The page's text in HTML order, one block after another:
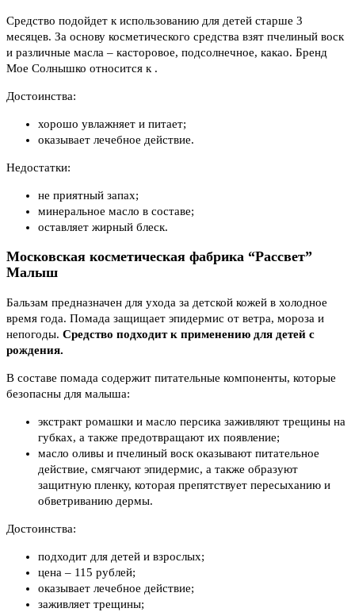
Средство подойдет к использованию для детей старше 3
месяцев. За основу косметического средства взят пчелиный воск
и различные масла – касторовое, подсолнечное, какао. Бренд
Мое Солнышко относится к .
Достоинства:
хорошо увлажняет и питает;
оказывает лечебное действие.
Недостатки:
не приятный запах;
минеральное масло в составе;
оставляет жирный блеск.
Московская косметическая фабрика “Рассвет”
Малыш
Бальзам предназначен для ухода за детской кожей в холодное
время года. Помада защищает эпидермис от ветра, мороза и
непогоды. Средство подходит к применению для детей с
рождения.
В составе помада содержит питательные компоненты, которые
безопасны для малыша:
экстракт ромашки и масло персика заживляют трещины на
губках, а также предотвращают их появление;
масло оливы и пчелиный воск оказывают питательное
действие, смягчают эпидермис, а также образуют
защитную пленку, которая препятствует пересыханию и
обветриванию дермы.
Достоинства:
подходит для детей и взрослых;
цена – 115 рублей;
оказывает лечебное действие;
заживляет трещины;